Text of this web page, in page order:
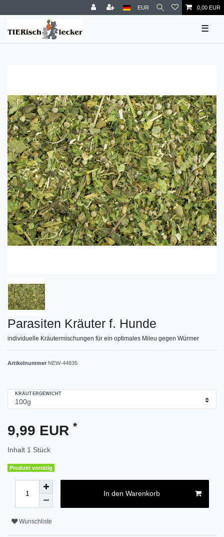
EUR 0,00 EUR
☰
Parasiten Kräuter f. Hunde
individuelle Kräutermischungen für ein optimales Mileu gegen Würmer
Artikelnummer NEW-44835
KRÄUTERGEWICHT
9,99 EUR *
Inhalt 1 Stück
Produkt vorrätig
In den Warenkorb
Wunschliste